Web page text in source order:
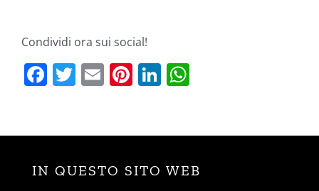
Condividi ora sui social!
Facebook
Twitter
EmailPinterest
LinkedIn
IN QUESTO SITO WEB